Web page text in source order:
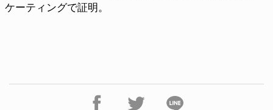
ケーティングで証明。